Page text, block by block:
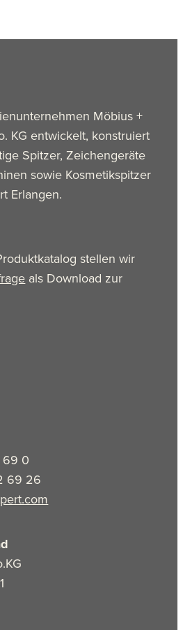
Möbius +
KG entwickelt, konstruiert
Spitzer, Zeichengeräte
sowie Kosmetikspitzer
Erlangen.
stellen wir
als Download zur
69 0
69 26